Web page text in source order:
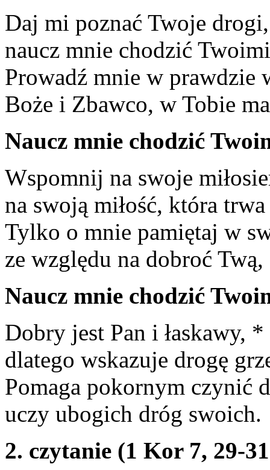
Daj mi poznać Twoje
naucz mnie chodzić
Prowadź mnie w prawdzie
Boże i Zbawco, w Tobie
Naucz mnie chodzić
Wspomnij na swoje
na swoją miłość, która
Tylko o mnie pamiętaj w
ze względu na dobroć Twą,
Naucz mnie chodzić
Dobry jest Pan i łaskawy, *
dlatego wskazuje drogę
Pomaga pokornym czynić
uczy ubogich dróg swoich.
2. czytanie (1 Kor 7, 29-